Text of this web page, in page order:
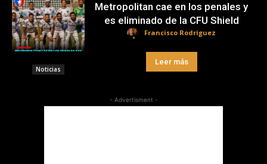
Noticias
Metropolitan cae en los penales y
es eliminado de la CFU Shield
Francisco Rodríguez
Leer más
- Advertisment -